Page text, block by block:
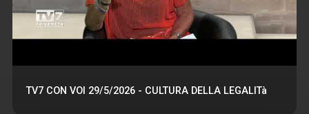
TV7 CON VOI 29/5/2026 - CULTURA DELLA LEGALITà